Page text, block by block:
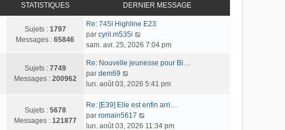
s
s
a
g
r
n
i
e
r
e
s
g
e
t
e
r
e
e
n
e
r
STATISTIQUES DERNIER MESSAGE
Sujets : 1797
Messages : 65846
Re: 745I Highline E23
par cyril.m535i
o
s
l
e
r
sam. avr. 25, 2026 7:04 pm
Sujets : 7749
Messages : 200962
Re: Nouvelle jeunesse pour Bi…
par dem69
o
s
u
l
lun. août 03, 2026 5:41 pm
Sujets : 5678
Messages : 121877
Re: [E39] Elle est enfin arri…
par romain5617
o
lun. août 03, 2026 11:34 pm